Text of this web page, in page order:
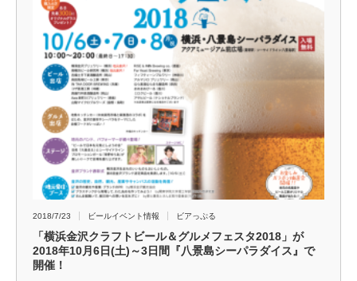
2018/7/23 ビールイベント情報 ビアっぷる
「横浜金沢クラフトビール＆グルメフェスタ2018」が
2018年10月6日(土)～3日間『八景島シーパラダイス』で
開催！